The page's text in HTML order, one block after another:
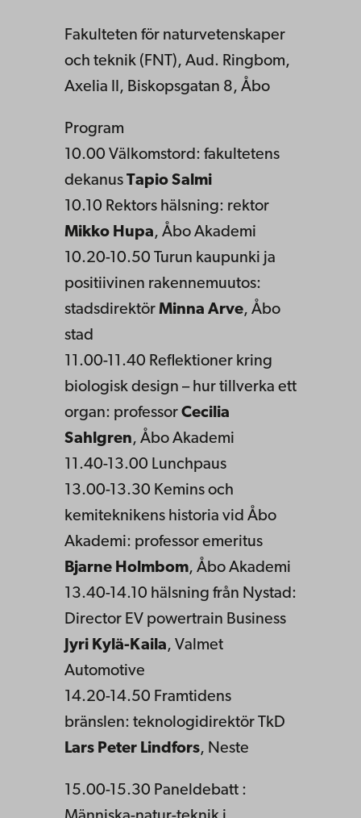
Fakulteten för naturvetenskaper
och teknik (FNT), Aud. Ringbom,
Axelia II, Biskopsgatan 8, Åbo
Program
10.00 Välkomstord: fakultetens
dekanus Tapio Salmi
10.10 Rektors hälsning: rektor
Mikko Hupa, Åbo Akademi
10.20-10.50 Turun kaupunki ja
positiivinen rakennemuutos:
stadsdirektör Minna Arve, Åbo
stad
11.00-11.40 Reflektioner kring
biologisk design – hur tillverka ett
organ: professor Cecilia
Sahlgren, Åbo Akademi
11.40-13.00 Lunchpaus
13.00-13.30 Kemins och
kemiteknikens historia vid Åbo
Akademi: professor emeritus
Bjarne Holmbom, Åbo Akademi
13.40-14.10 hälsning från Nystad:
Director EV powertrain Business
Jyri Kylä-Kaila, Valmet
Automotive
14.20-14.50 Framtidens
bränslen: teknologidirektör TkD
Lars Peter Lindfors, Neste
15.00-15.30 Paneldebatt :